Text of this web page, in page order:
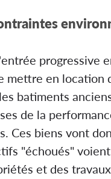
progressive
mettre en location
batiments
de la
Ces biens vont
"échoués"
et des